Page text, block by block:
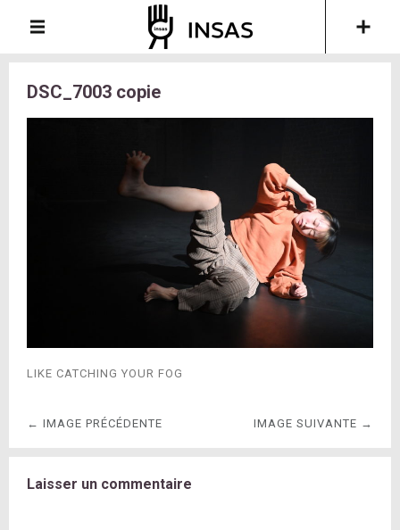
DSC_7003 copie
LIKE CATCHING YOUR FOG
← IMAGE PRÉCÉDENTE IMAGE SUIVANTE →
Laisser un commentaire